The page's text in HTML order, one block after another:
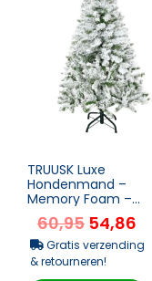
TRUUSK Luxe
Hondenmand –
Memory Foam –
Orthopedisch –
Verwijderbare Hoes –
W...
60,95 54,86
Gratis verzending
& retourneren!